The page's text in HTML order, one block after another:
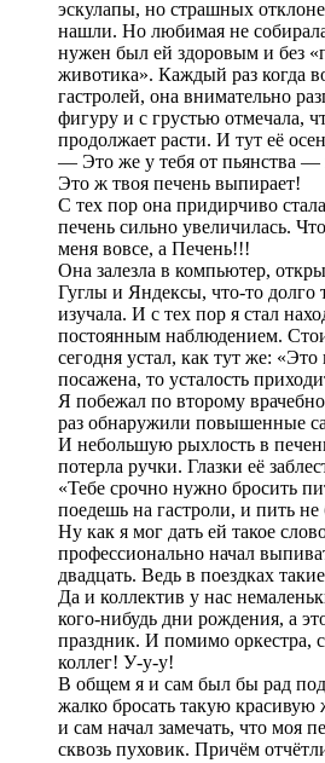
эскулапы, но страшных
нашли. Но любимая не
нужен был ей здоровым и без
животика». Каждый раз когда
гастролей, она внимательно
фигуру и с грустью отмечала,
продолжает расти. И тут её
— Это же у тебя от пьянства —
Это ж твоя печень выпирает!
С тех пор она придирчиво
печень сильно увеличилась.
меня вовсе, а Печень!!!
Она залезла в компьютер,
Гуглы и Яндексы, что-то долго
изучала. И с тех пор я стал
постоянным наблюдением.
сегодня устал, как тут же:
посажена, то усталость
Я побежал по второму
раз обнаружили повышенные
И небольшую рыхлость в
потерла ручки. Глазки её
«Тебе срочно нужно бросить
поедешь на гастроли, и пить не
Ну как я мог дать ей такое
профессионально начал
двадцать. Ведь в поездках
Да и коллектив у нас
кого-нибудь дни рождения, а
праздник. И помимо оркестра,
коллег! У-у-у!
В общем я и сам был бы рад
жалко бросать такую красивую
и сам начал замечать, что моя
сквозь пуховик. Причём